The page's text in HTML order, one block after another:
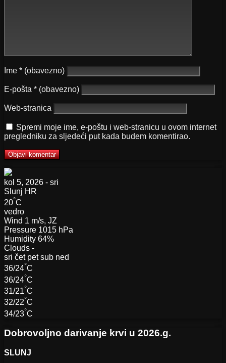
Ime * (obavezno)
E-pošta * (obavezno)
Web-stranica
Spremi moje ime, e-poštu i web-stranicu u ovom internet
pregledniku za sljedeći put kada budem komentirao.
kol 5, 2026 - sri
Slunj HR
20°C
vedro
Wind 1 m/s, JZ
Pressure 1015 hPa
Humidity 64%
Clouds -
sri čet pet sub ned
36/24°C
36/24°C
31/21°C
32/22°C
34/23°C
Dobrovoljno darivanje krvi u 2026.g.
SLUNJ